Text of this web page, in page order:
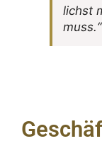
lichst
muss.“